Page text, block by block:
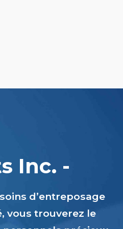
Inc. -
d’entreposage
vous trouverez le